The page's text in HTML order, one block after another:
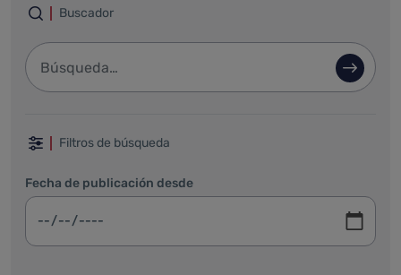
Filtrar por palabras
Buscador
Barra de búsqueda
Filtrar por fechas, categoría y ordenar
Filtros de búsqueda
Fecha de publicación desde